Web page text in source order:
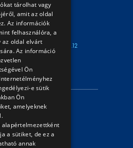
(SRG2000)
Vége: 2026.08.12
tárolhat vagy
amit az oldal
Az információk
felhasználóra, a
az oldal elvárt
Az információ
Ön
e sütik
Ön
amelyeknek
alapértelmezettként
a sütiket, de ez a
annak